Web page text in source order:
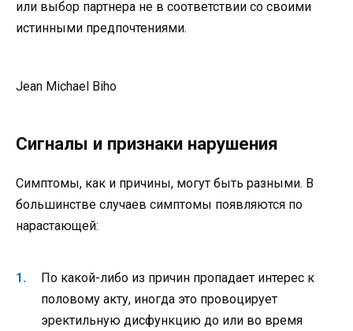
или выбор партнера не в соответствии со своими
истинными предпочтениями.
Jean Michael Biho
Сигналы и признаки нарушения
Симптомы, как и причины, могут быть разными. В
большинстве случаев симптомы появляются по
нарастающей:
По какой-либо из причин пропадает интерес к
половому акту, иногда это провоцирует
эректильную дисфункцию до или во время